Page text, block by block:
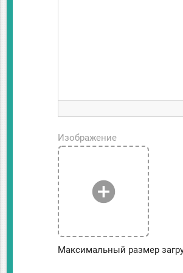
add_circle
Изображение
Максимальный размер